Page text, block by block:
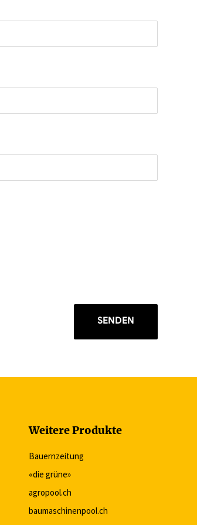
SENDEN
Weitere Produkte
Bauernzeitung
«die grüne»
agropool.ch
baumaschinenpool.ch